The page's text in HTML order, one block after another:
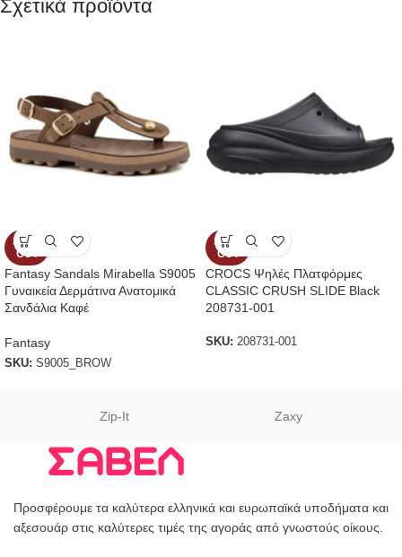
Σχετικά προϊόντα
SOLD
OUT
Fantasy Sandals Mirabella S9005
Γυναικεία Δερμάτινα Ανατομικά
Σανδάλια Καφέ
Fantasy
SKU: S9005_BROW
SOLD
OUT
CROCS Ψηλές Πλατφόρμες
CLASSIC CRUSH SLIDE Black
208731-001
SKU: 208731-001
Zip-It Zaxy
Προσφέρουμε τα καλύτερα ελληνικά και ευρωπαϊκά υποδήματα και
αξεσουάρ στις καλύτερες τιμές της αγοράς από γνωστούς οίκους.